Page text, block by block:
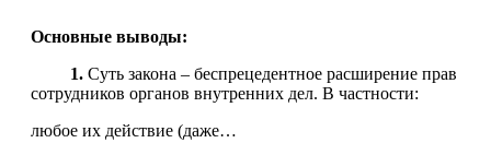
Основные выводы:
1. Суть закона – беспрецедентное расширение прав
сотрудников органов внутренних дел. В частности:
любое их действие (даже…